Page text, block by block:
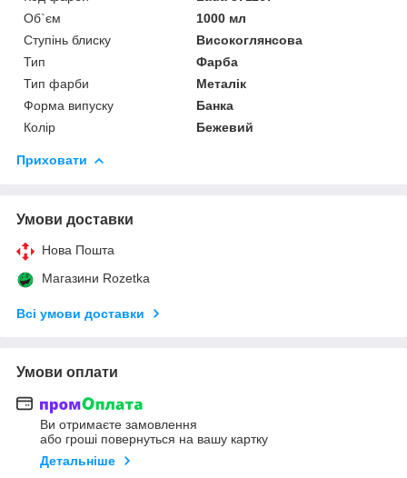
Об`єм
1000 мл
Ступінь блиску
Високоглянсова
Тип
Фарба
Тип фарби
Металік
Форма випуску
Банка
Колір
Бежевий
Приховати
Умови доставки
Нова Пошта
Магазини Rozetka
Всі умови доставки
Умови оплати
Ви отримаєте замовлення
або гроші повернуться на вашу картку
Детальніше